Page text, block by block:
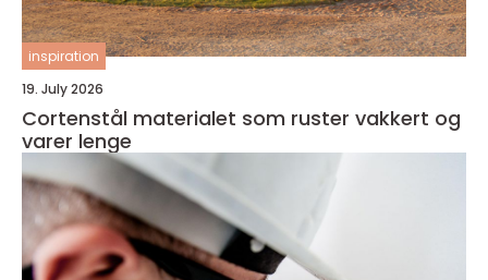
inspiration
19. July 2026
Cortenstål materialet som ruster vakkert og
varer lenge